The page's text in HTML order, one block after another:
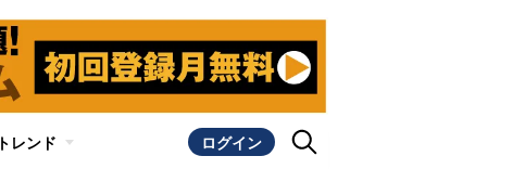
トレンド ログイン